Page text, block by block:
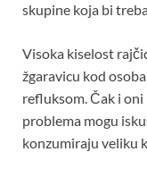
skupine koja bi
Visoka kiselost
žgaravicu kod
refluksom. Čak i
problema mogu
konzumiraju veliku